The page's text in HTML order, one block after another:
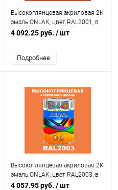
Высокоглянцевая акриловая 2К
эмаль ONLAK, цвет RAL2001, в
комплекте с отвердителем
4 092.25 руб. / шт
Подробнее
Высокоглянцевая акриловая 2К
эмаль ONLAK, цвет RAL2003, в
комплекте с отвердителем
4 057.95 руб. / шт